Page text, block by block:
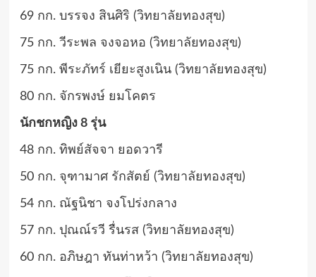
69 กก. บรรจง สินศิริ (วิทยาลัยทองสุข)
75 กก. วีระพล จงจอหอ (วิทยาลัยทองสุข)
75 กก. พีระภัทร์ เยียะสูงเนิน (วิทยาลัยทองสุข)
80 กก. จักรพงษ์ ยมโคตร
นักชกหญิง 8 รุ่น
48 กก. ทิพย์สัจจา ยอดวารี
50 กก. จุฑามาศ รักสัตย์ (วิทยาลัยทองสุข)
54 กก. ณัฐนิชา จงโปร่งกลาง
57 กก. ปุณณ์รวี รื่นรส (วิทยาลัยทองสุข)
60 กก. อภิษฎา ทันท่าหว้า (วิทยาลัยทองสุข)